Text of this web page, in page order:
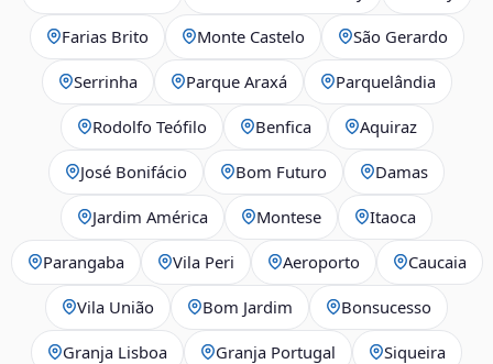
Farias Brito Monte Castelo São Gerardo
Serrinha Parque Araxá Parquelândia
Rodolfo Teófilo Benfica Aquiraz
José Bonifácio Bom Futuro Damas
Jardim América Montese Itaoca
Parangaba Vila Peri Aeroporto Caucaia
Vila União Bom Jardim Bonsucesso
Granja Lisboa Granja Portugal Siqueira